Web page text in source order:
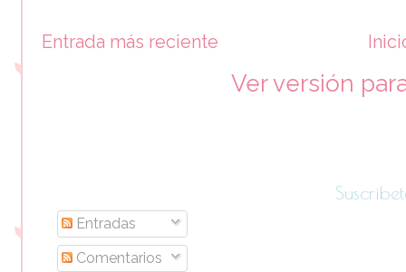
Entrada más reciente
Ver versión
Entradas
Comentarios